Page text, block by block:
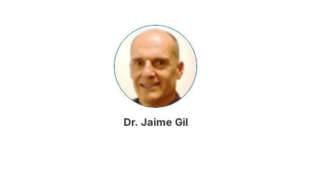
Dr. Jaime Gil